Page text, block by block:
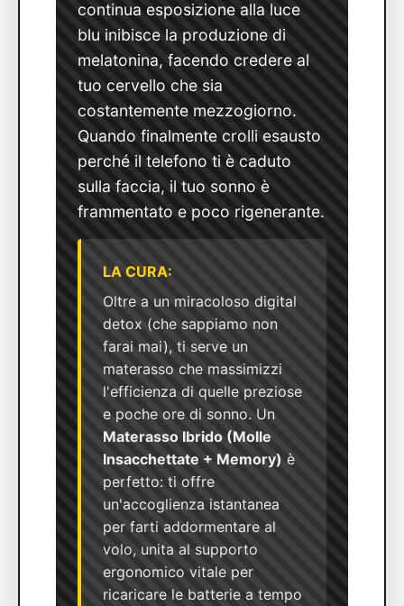
continua esposizione alla luce
blu inibisce la produzione di
melatonina, facendo credere al
tuo cervello che sia
costantemente mezzogiorno.
Quando finalmente crolli esausto
perché il telefono ti è caduto
sulla faccia, il tuo sonno è
frammentato e poco rigenerante.
LA CURA:
Oltre a un miracoloso digital
detox (che sappiamo non
farai mai), ti serve un
materasso che massimizzi
l'efficienza di quelle preziose
e poche ore di sonno. Un
Materasso Ibrido (Molle
Insacchettate + Memory) è
perfetto: ti offre
un'accoglienza istantanea
per farti addormentare al
volo, unita al supporto
ergonomico vitale per
ricaricare le batterie a tempo